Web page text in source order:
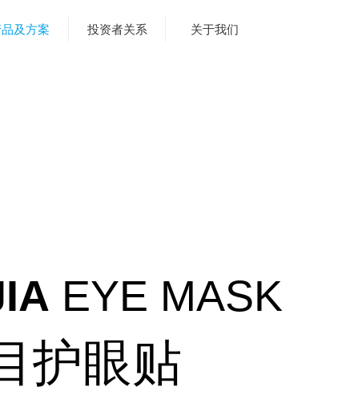
品及方案 投资者关系 关于我们
EYE MASK
护眼贴